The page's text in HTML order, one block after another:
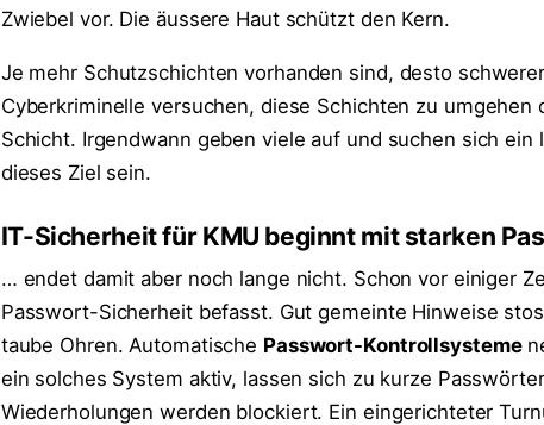
Zwiebel vor. Die äussere Haut schützt den Kern.
Je mehr Schutzschichten vorhanden sind, desto
Cyberkriminelle versuchen, diese Schichten zu umgehen
Schicht. Irgendwann geben viele auf und suchen sich
dieses Ziel sein.
IT-Sicherheit für KMU beginnt mit starken
… endet damit aber noch lange nicht. Schon vor einiger
Passwort-Sicherheit befasst. Gut gemeinte Hinweise
taube Ohren. Automatische Passwort-Kontrollsysteme
ein solches System aktiv, lassen sich zu kurze
Wiederholungen werden blockiert. Ein eingerichteter